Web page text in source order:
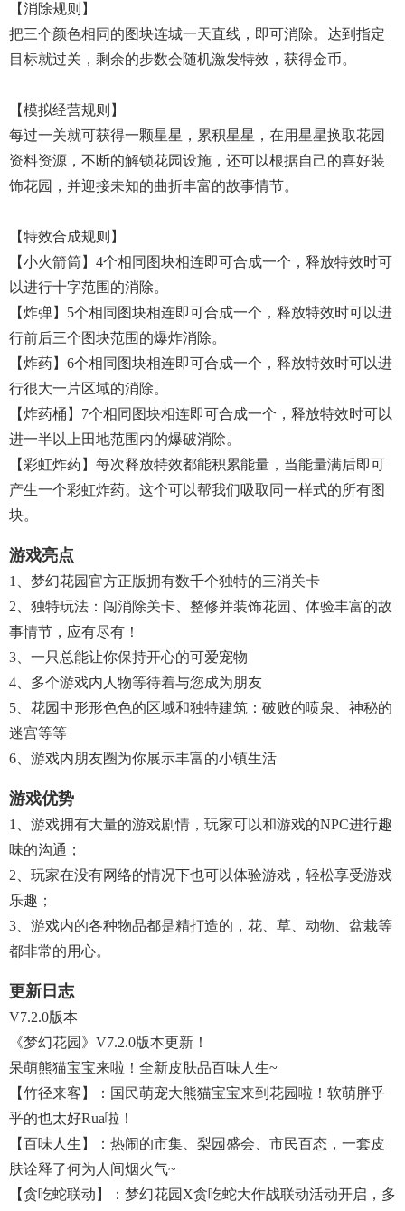
【消除规则】
把三个颜色相同的图块连城一天直线，即可消除。达到指定
目标就过关，剩余的步数会随机激发特效，获得金币。
【模拟经营规则】
每过一关就可获得一颗星星，累积星星，在用星星换取花园
资料资源，不断的解锁花园设施，还可以根据自己的喜好装
饰花园，并迎接未知的曲折丰富的故事情节。
【特效合成规则】
【小火箭筒】4个相同图块相连即可合成一个，释放特效时可
以进行十字范围的消除。
【炸弹】5个相同图块相连即可合成一个，释放特效时可以进
行前后三个图块范围的爆炸消除。
【炸药】6个相同图块相连即可合成一个，释放特效时可以进
行很大一片区域的消除。
【炸药桶】7个相同图块相连即可合成一个，释放特效时可以
进一半以上田地范围内的爆破消除。
【彩虹炸药】每次释放特效都能积累能量，当能量满后即可
产生一个彩虹炸药。这个可以帮我们吸取同一样式的所有图
块。
游戏亮点
1、梦幻花园官方正版拥有数千个独特的三消关卡
2、独特玩法：闯消除关卡、整修并装饰花园、体验丰富的故
事情节，应有尽有！
3、一只总能让你保持开心的可爱宠物
4、多个游戏内人物等待着与您成为朋友
5、花园中形形色色的区域和独特建筑：破败的喷泉、神秘的
迷宫等等
6、游戏内朋友圈为你展示丰富的小镇生活
游戏优势
1、游戏拥有大量的游戏剧情，玩家可以和游戏的NPC进行趣
味的沟通；
2、玩家在没有网络的情况下也可以体验游戏，轻松享受游戏
乐趣；
3、游戏内的各种物品都是精打造的，花、草、动物、盆栽等
都非常的用心。
更新日志
V7.2.0版本
《梦幻花园》V7.2.0版本更新！
呆萌熊猫宝宝来啦！全新皮肤品百味人生~
【竹径来客】：国民萌宠大熊猫宝宝来到花园啦！软萌胖乎
乎的也太好rua啦！
【百味人生】：热闹的市集、梨园盛会、市民百态，一套皮
肤诠释了何为人间烟火气~
【贪吃蛇联动】：梦幻花园X贪吃蛇大作战联动活动开启，多